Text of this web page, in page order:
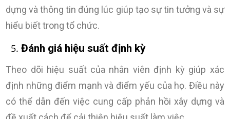
dựng và thông tin đúng lúc giúp tạo sự tin tưởng và sự
hiểu biết trong tổ chức.
Đánh giá hiệu suất định kỳ
Theo dõi hiệu suất của nhân viên định kỳ giúp xác
định những điểm mạnh và điểm yếu của họ. Điều này
có thể dẫn đến việc cung cấp phản hồi xây dựng và